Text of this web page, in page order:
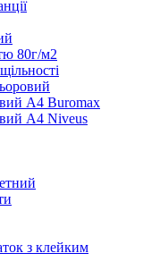
80г/м2
А4 Buromax
А4 Niveus
з клейким